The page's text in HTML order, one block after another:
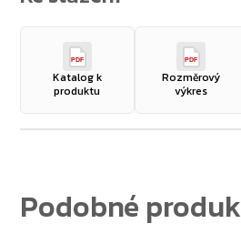
PDF
Katalog k
produktu
PDF
Rozměrový
výkres